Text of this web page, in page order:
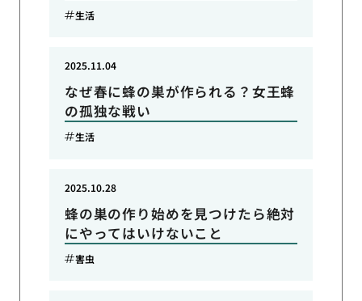
生活
なぜ春に蜂の巣が作られる？女王蜂
の孤独な戦い
2025.11.04
生活
蜂の巣の作り始めを見つけたら絶対
にやってはいけないこと
2025.10.28
害虫